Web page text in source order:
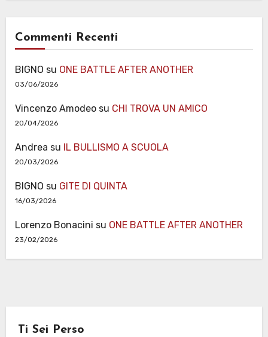
Commenti Recenti
BIGNO su ONE BATTLE AFTER ANOTHER
03/06/2026
Vincenzo Amodeosu CHI TROVA UN AMICO
20/04/2026
Andrea su IL BULLISMO A SCUOLA
20/03/2026
BIGNO su GITE DI QUINTA
16/03/2026
Lorenzo Bonacini su ONE BATTLE AFTER ANOTHER
23/02/2026
Ti Sei Perso